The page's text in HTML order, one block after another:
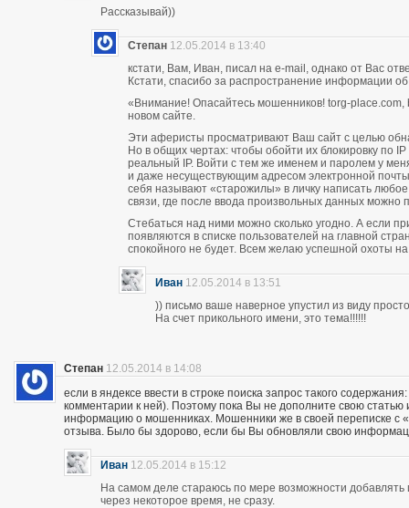
Рассказывай))
Степан 12.05.2014 в 13:40
кстати, Вам, Иван, писал на e-mail, однако от Вас
Кстати, спасибо за распространение информации
«Внимание! Опасайтесь мошенников! torg-place.com,
новом сайте.
Эти аферисты просматривают Ваш сайт с целью
Но в общих чертах: чтобы обойти их блокировку по
реальный IP. Войти с тем же именем и паролем у
и даже несуществующим адресом электронной
себя называют «старожилы» в личку написать
связи, где после ввода произвольных данных можно
Стебаться над ними можно сколько угодно. А если
появляются в списке пользователей на главной
спокойного не будет. Всем желаю успешной охоты
Иван 12.05.2014 в 13:51
)) письмо ваше наверное упустил из виду
На счет прикольного имени, это тема!!!!!!
Степан 12.05.2014 в 14:08
если в яндексе ввести в строке поиска запрос такого
комментарии к ней). Поэтому пока Вы не дополните свою
информацию о мошенниках. Мошенники же в своей переписке с
отзыва. Было бы здорово, если бы Вы обновляли свою
Иван 12.05.2014 в 15:12
На самом деле стараюсь по мере возможности
через некоторое время, не сразу.